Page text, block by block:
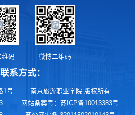
联系方式：
1号
南京旅游职业学院 版权所有
网站备案号：苏ICP备10013383号
码 微博二维码